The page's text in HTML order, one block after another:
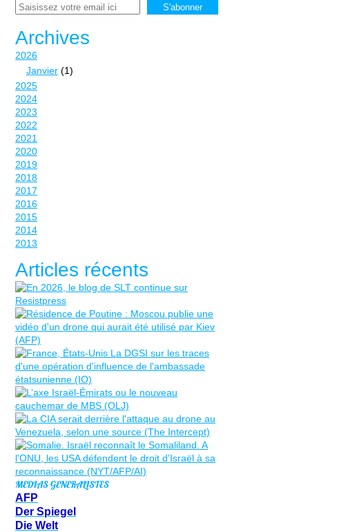
Email
Archives
2026
Janvier (1)
2025
2024
2023
2022
2021
2020
2019
2018
2017
2016
2015
2014
2013
Articles récents
MEDIAS GENERALISTES
AFP
Der Spiegel
Die Welt